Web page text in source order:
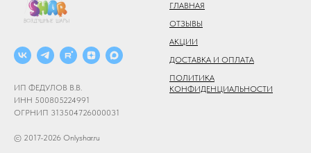
ИП ФЕДУЛОВ В.В.
ИНН 500805224991
ОГРНИП 313504726000031
© 2017-2026 Onlyshar.ru
ГЛАВНАЯ
ОТЗЫВЫ
АКЦИИ
ДОСТАВКА И ОПЛАТА
ПОЛИТИКА
КОНФИДЕНЦИАЛЬНОСТИ